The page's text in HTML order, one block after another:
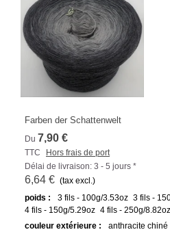
Farben der Schattenwelt
Du 7,90 €
TTC
Hors frais de port
Délai de livraison: 3 - 5 jours *
6,64 € (tax excl.)
poids :
3 fils - 100g/3.53oz 3 fils -
4 fils - 150g/5.29oz 4 fils - 250g/8.82oz
couleur extérieure :
anthracite chiné